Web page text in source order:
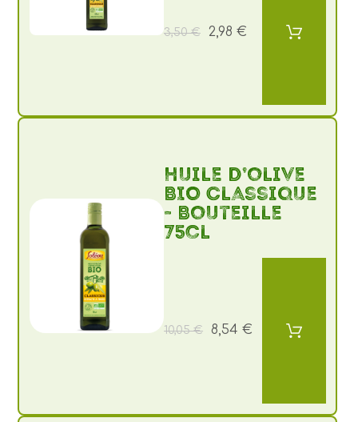
3,50 € 2,98 €
Huile d’olive
BIO Classique
- Bouteille
75cl
10,05 € 8,54 €